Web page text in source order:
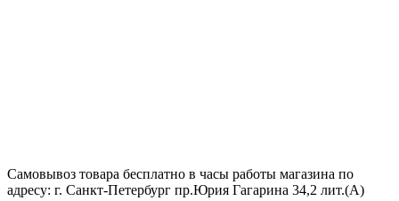
Самовывоз товара бесплатно в часы работы магазина по
адресу: г. Санкт-Петербург пр.Юрия Гагарина 34,2 лит.(А)